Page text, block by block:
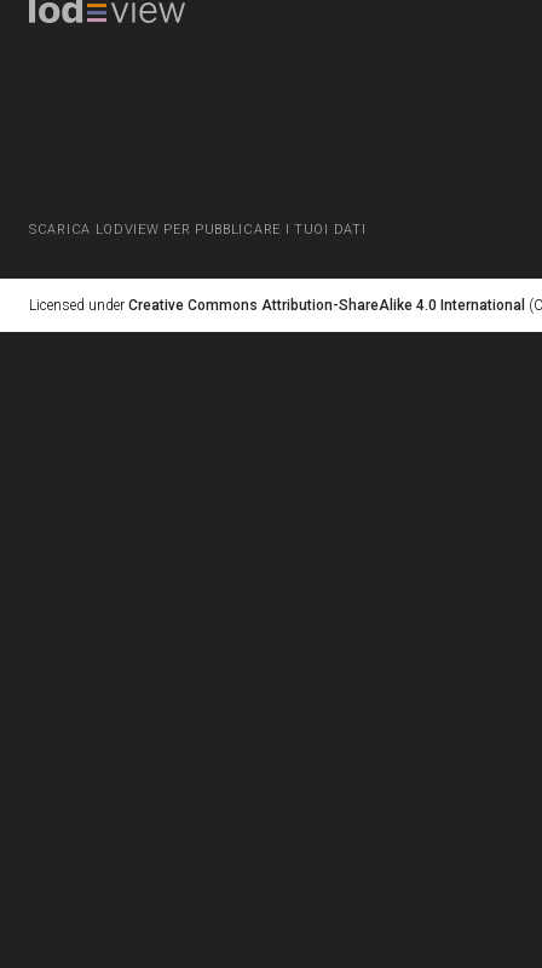
SCARICA LODVIEW PER PUBBLICARE I TUOI DATI
Licensed under Creative Commons Attribution-ShareAlike 4.0 International